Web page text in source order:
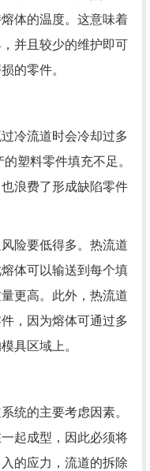
体的温度。这意味着
并且较少的维护即可
的零件。
冷流道时会冷却过多
塑料零件填充不足。
浪费了形成缺陷零件
险要低得多。热流道
体可以输送到每个填
更高。此外，热流道
，因为熔体可通过多
具区域上。
统的主要考虑因素。
起成型，因此必须将
的应力，流道的拆除